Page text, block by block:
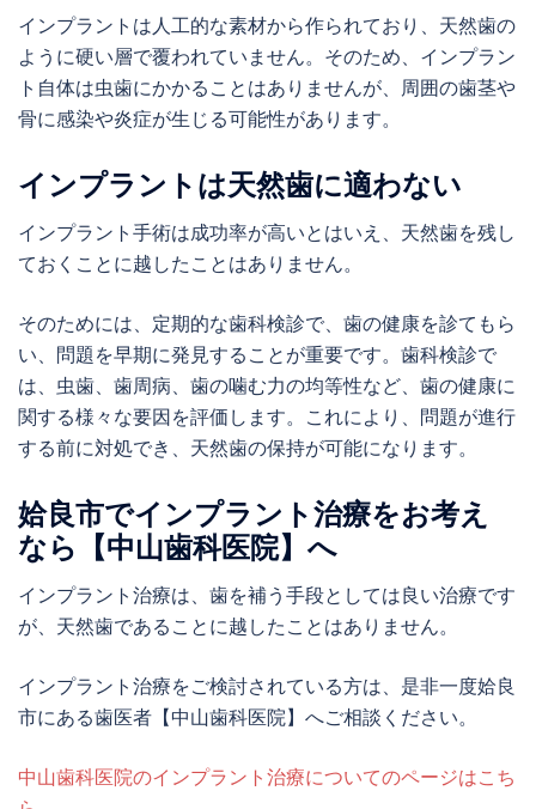
インプラントは人工的な素材から作られており、天然歯の
ように硬い層で覆われていません。そのため、インプラン
ト自体は虫歯にかかることはありませんが、周囲の歯茎や
骨に感染や炎症が生じる可能性があります。
インプラントは天然歯に適わない
インプラント手術は成功率が高いとはいえ、天然歯を残し
ておくことに越したことはありません。
そのためには、定期的な歯科検診で、歯の健康を診てもら
い、問題を早期に発見することが重要です。歯科検診で
は、虫歯、歯周病、歯の噛む力の均等性など、歯の健康に
関する様々な要因を評価します。これにより、問題が進行
する前に対処でき、天然歯の保持が可能になります。
姶良市でインプラント治療をお考え
なら【中山歯科医院】へ
インプラント治療は、歯を補う手段としては良い治療です
が、天然歯であることに越したことはありません。
インプラント治療をご検討されている方は、是非一度姶良
市にある歯医者【中山歯科医院】へご相談ください。
中山歯科医院のインプラント治療についてのページはこち